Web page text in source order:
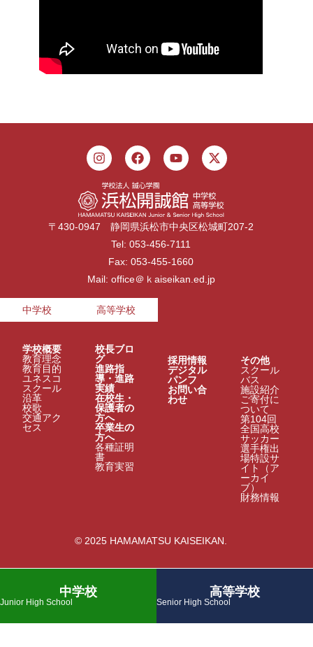
〒430-0947 静岡県浜松市中央区松城町207-2
Tel: 053-456-7111
Fax: 053-455-1660
Mail: office＠ｋaiseikan.ed.jp
中学校 高等学校
学校概要
教育理念
教育目的
ユネスコ
スクール
沿革
校歌
交通アク
セス
校長ブロ
グ
進路指
導・進路
実績
在校生・
保護者の
方へ
卒業生の
方へ
各種証明
書
教育実習
採用情報
デジタル
パンフ
お問い合
わせ
その他
スクール
バス
施設紹介
ご寄付に
ついて
第104回
全国高校
サッカー
選手権出
場特設サ
イト（ア
ーカイ
ブ）
財務情報
© 2025 HAMAMATSU KAISEIKAN.
中学校
Junior High School
高等学校
Senior High School